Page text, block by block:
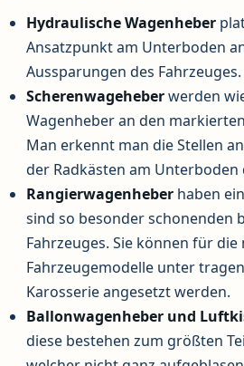
Hydraulische Wagenheber
Ansatzpunkt am Unterboden
Aussparungen des Fahrzeuges.
Scherenwageheberwerden
Wagenheber an den
Man erkennt man die Stellen
der Radkästen am Unterboden
Rangierwagenheber haben
sind so besonder schonenden
Fahrzeuges. Sie können für die
Fahrzeugemodelle unter
Karosserie angesetzt werden.
Ballonwagenheber und
diese bestehen zum größten